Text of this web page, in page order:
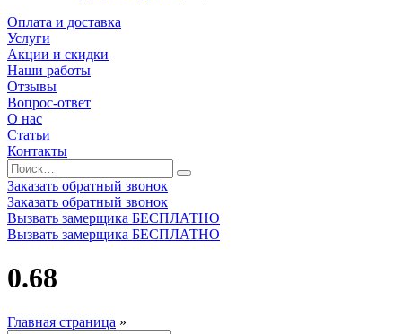
Оплата и доставка
Услуги
Акции и скидки
Наши работы
Отзывы
Вопрос-ответ
О нас
Статьи
Контакты
Заказать обратный звонок
Заказать обратный звонок
Вызвать замерщика БЕСПЛАТНО
Вызвать замерщика БЕСПЛАТНО
0.68
Главная страница »